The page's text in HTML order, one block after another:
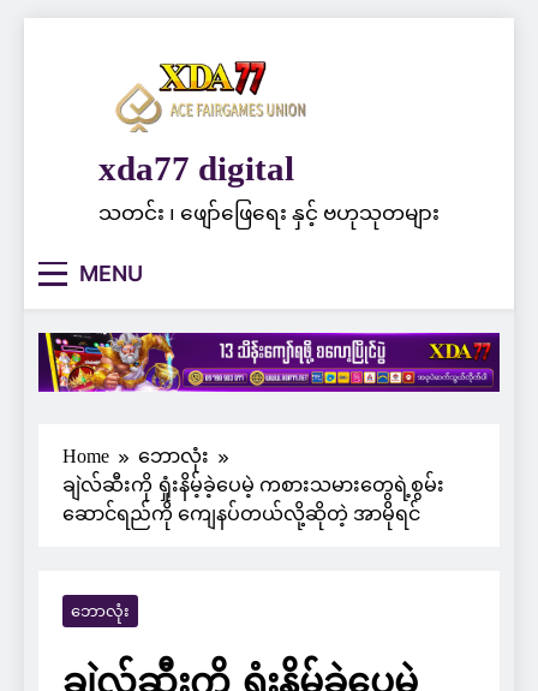
xda77 digital
သတင်း ၊ ဖျော်ဖြေရေး နှင့် ဗဟုသုတများ
MENU
Home
ဘောလုံး
ချဲလ်ဆီးကို ရှုံးနိမ့်ခဲ့ပေမဲ့ ကစားသမားတွေရဲ့စွမ်း
ဆောင်ရည်ကို ကျေနပ်တယ်လို့ဆိုတဲ့ အာမိုရင်
ဘောလုံး
ချဲလ်ဆီးကို ရှုံးနိမ့်ခဲ့ပေမဲ့